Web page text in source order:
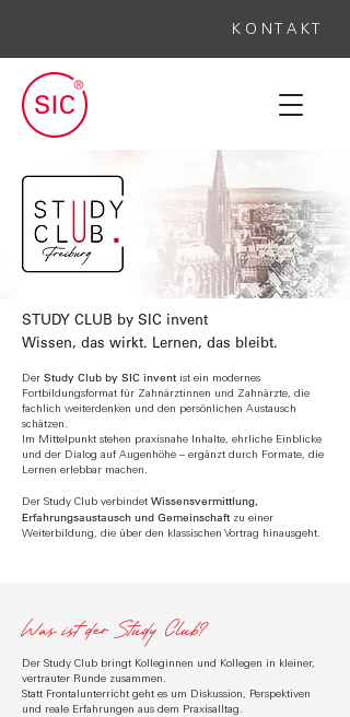
K O N T A K T
STUDY CLUB by SIC invent
Wissen, das wirkt. Lernen, das bleibt.
Der Study Club by SIC invent ist ein modernes
Fortbildungsformat für Zahnärztinnen und Zahnärzte, die
fachlich weiterdenken und den persönlichen Austausch
schätzen.
Im Mittelpunkt stehen praxisnahe Inhalte, ehrliche Einblicke
und der Dialog auf Augenhöhe – ergänzt durch Formate, die
Lernen erlebbar machen.
Der Study Club verbindet Wissensvermittlung,
Erfahrungsaustausch und Gemeinschaft zu einer
Weiterbildung, die über den klassischen Vortrag hinausgeht.
Was ist der Study Club?
Der Study Club bringt Kolleginnen und Kollegen in kleiner,
vertrauter Runde zusammen.
Statt Frontalunterricht geht es um Diskussion, Perspektiven
und reale Erfahrungen aus dem Praxisalltag.